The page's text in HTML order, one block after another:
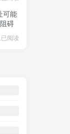
可能
碍
阅读